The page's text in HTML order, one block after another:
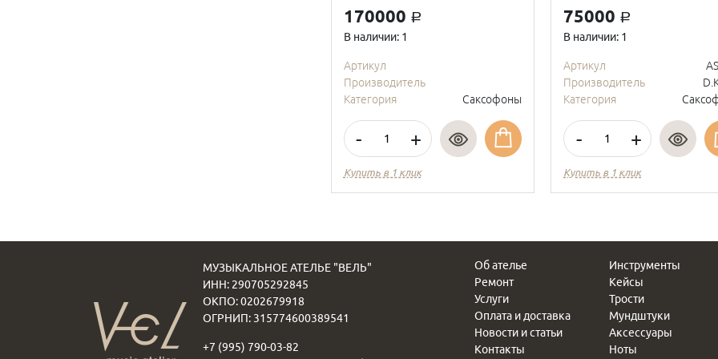
170000 a
В наличии: 1
Артикул
Производитель
Категория
Саксофоны
- +
Купить в 1 клик
75000 a
В наличии: 1
Артикул
Производитель
Категория
- +
Купить в 1 клик
МУЗЫКАЛЬНОЕ АТЕЛЬЕ "ВЕЛЬ"
ИНН: 290705292845
ОКПО: 0202679918
ОГРНИП: 315774600389541
+7 (995) 790-03-82
Об ателье
Ремонт
Услуги
Оплата и доставка
Новости и статьи
Контакты
Инструменты
Кейсы
Трости
Мундштуки
Аксессуары
Ноты